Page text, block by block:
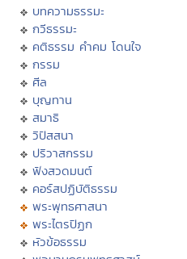
บทความธรรมะ
กวีธรรมะ
คติธรรม คำคม โดนใจ
กรรม
ศีล
บุญทาน
สมาธิ
วิปัสสนา
ปริวาสกรรม
ฟังสวดมนต์
คอร์สปฏิบัติธรรม
พระพุทธศาสนา
พระไตรปิฏก
หัวข้อธรรม